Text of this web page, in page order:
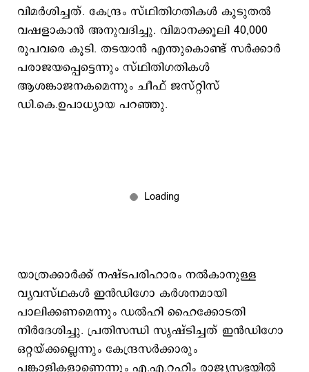
വിമര്‍ശിച്ചത്. കേന്ദ്രം സ്ഥിതിഗതികൾ കൂടുതൽ
വഷളാകാൻ അനുവദിച്ചു. വിമാനക്കൂലി 40,000
രൂപവരെ കൂടി. തടയാൻ എന്തുകൊണ്ട് സർക്കാർ
പരാജയപ്പെട്ടെന്നും സ്ഥിതിഗതികൾ
ആശങ്കാജനകമെന്നും ചീഫ് ജസ്റ്റിസ്
ഡി.കെ.ഉപാധ്യായ പറഞ്ഞു.
യാത്രക്കാർക്ക് നഷ്ടപരിഹാരം നൽകാനുള്ള
വ്യവസ്ഥകൾ ഇൻഡിഗോ കർശനമായി
പാലിക്കണമെന്നും ഡല്‍ഹി ഹൈക്കോടതി
നിര്‍ദേശിച്ചു. പ്രതിസന്ധി സൃഷ്ടിച്ചത് ഇൻഡിഗോ
ഒറ്റയ്ക്കല്ലെന്നും കേന്ദ്രസർക്കാരും
പങ്കാളികളാണെന്നും എ.എ.റഹിം രാജ്യസഭയിൽ